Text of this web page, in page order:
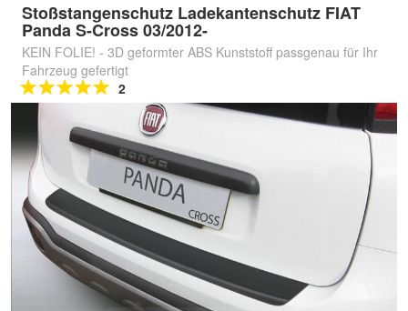
Stoßstangenschutz Ladekantenschutz FIAT
Panda S-Cross 03/2012-
KEIN FOLIE! - 3D geformter ABS Kunststoff passgenau für Ihr
Fahrzeug gefertigt
2